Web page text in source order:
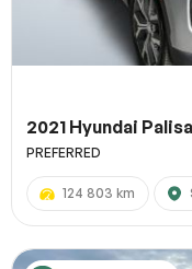
2021 Hyundai
PREFERRED
124 803 km